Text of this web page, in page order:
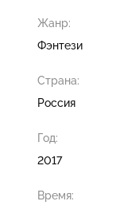
Жанр:
Фэнтези
Страна:
Россия
Год:
2017
Время: